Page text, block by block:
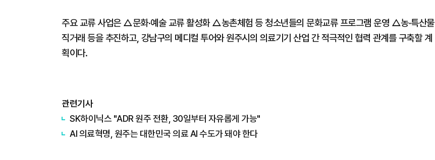
주요 교류 사업은 △문화·예술 교류 활성화 △농촌체험 등 청소년들의 문화교류 프로그램 운영 △농·특산물
직거래 등을 추진하고, 강남구의 메디컬 투어와 원주시의 의료기기 산업 간 적극적인 협력 관계를 구축할 계
획이다.
관련기사
SK하이닉스 "ADR 원주 전환, 30일부터 자유롭게 가능"
AI 의료혁명, 원주는 대한민국 의료 AI 수도가 돼야 한다